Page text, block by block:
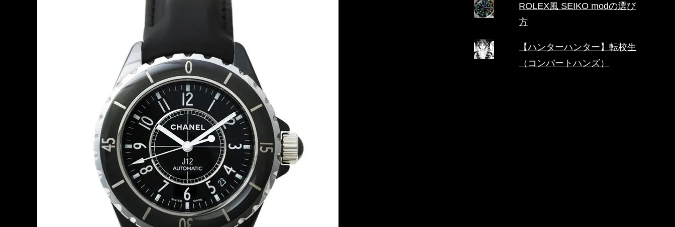
ROLEX風 SEIKO modの選び
方
【ハンターハンター】転校生
（コンバートハンズ）